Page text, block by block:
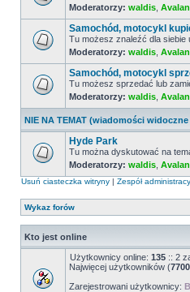
Nie
ma
nieprzeczytanych
postów
Moderatorzy: waldis
Nie
ma
nieprzeczytanych
postów
Samochód, motocykl
Tu możesz znaleźć dla siebie
Moderatorzy: waldis
Nie
ma
nieprzeczytanych
postów
Samochód, motocykl
Tu możesz sprzedać lub
Moderatorzy: waldis
NIE NA TEMAT (wiadomości
Nie
ma
nieprzeczytanych
Hyde Park
Tu można dyskutować na
Moderatorzy: waldis
Usuń ciasteczka witryny | Zespół
Wykaz forów
Kto jest online
Użytkownicy online: 135 :: 2
Najwięcej użytkowników (7700
Zarejestrowani użytkownicy: